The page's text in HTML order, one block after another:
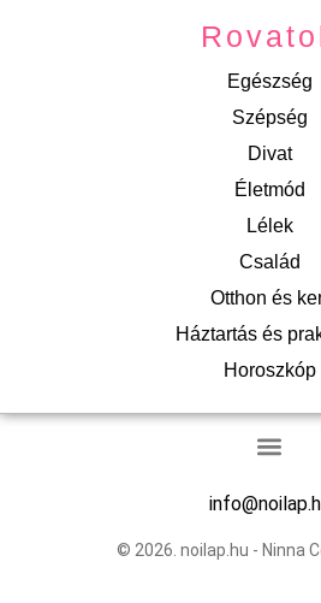
Egészség
Szépség
Divat
Életmód
Lélek
Család
Otthon és
Háztartás és
Horoszkóp
© 2026. noilap.hu - Ninna